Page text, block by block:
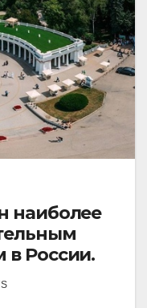
наиболее
в России.